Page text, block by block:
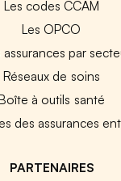
Les codes CCAM
Les OPCO
assurances par
Réseaux de soins
à outils santé
des assurances
PARTENAIRES